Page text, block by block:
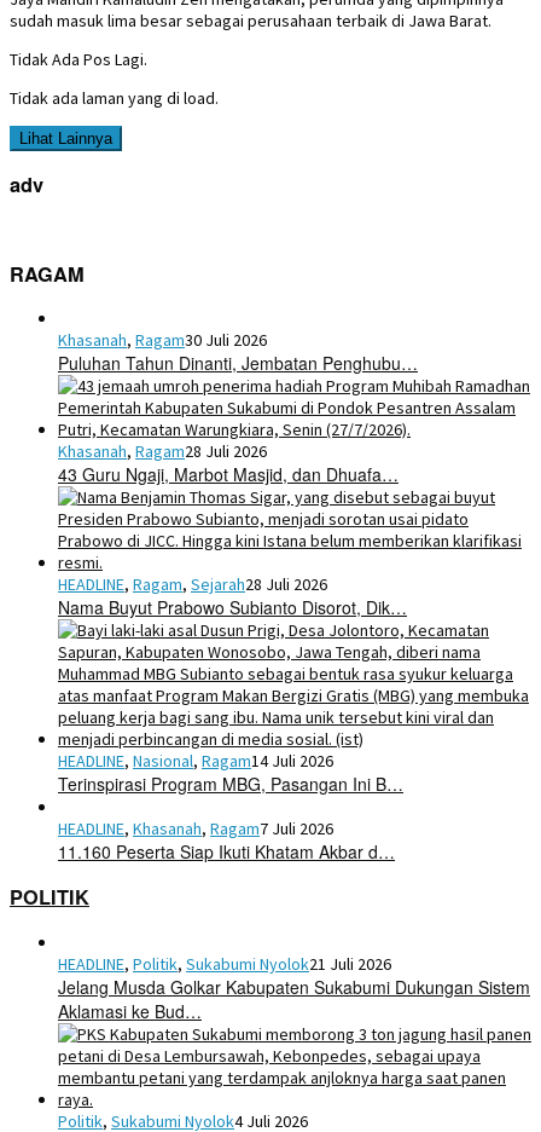
sudah masuk lima besar sebagai perusahaan terbaik di Jawa Barat.
Tidak Ada Pos Lagi.
Tidak ada laman yang di load.
Lihat Lainnya
adv
RAGAM
Khasanah, Ragam30 Juli 2026
Puluhan Tahun Dinanti, Jembatan Penghubu…
Khasanah, Ragam28 Juli 2026
43 Guru Ngaji, Marbot Masjid, dan Dhuafa…
HEADLINE, Ragam, Sejarah28 Juli 2026
Nama Buyut Prabowo Subianto Disorot, Dik…
HEADLINE, Nasional, Ragam14 Juli 2026
Terinspirasi Program MBG, Pasangan Ini B…
HEADLINE, Khasanah, Ragam7 Juli 2026
11.160 Peserta Siap Ikuti Khatam Akbar d…
POLITIK
HEADLINE, Politik, Sukabumi Nyolok21 Juli 2026
Jelang Musda Golkar Kabupaten Sukabumi Dukungan Sistem
Aklamasi ke Bud…
Politik, Sukabumi Nyolok4 Juli 2026